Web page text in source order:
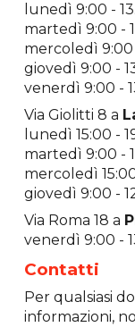
lunedì9:00 -
martedì9:00 -
mercoledì9:00
giovedì9:00 -
venerdì 9:00 -
Via Giolitti 8 a
lunedì15:00 - 1
martedì 9:00 - 1
mercoledì
giovedì 9:00 -
Via Roma 18 a
venerdì 9:00 -
Contatti
Per qualsiasi
informazioni,